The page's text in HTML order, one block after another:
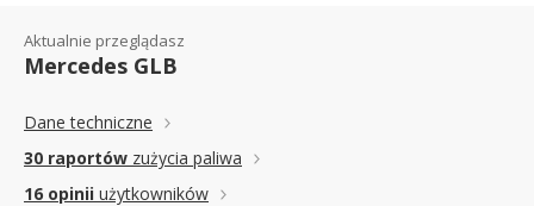
Aktualnie przeglądasz
Mercedes GLB
Dane techniczne
30 raportów zużycia paliwa
16 opinii użytkowników